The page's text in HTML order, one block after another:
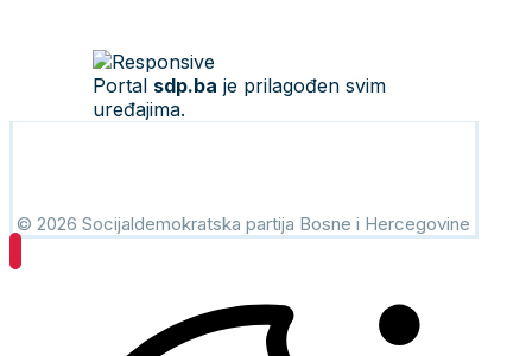
Portal sdp.ba je prilagođen svim
uređajima.
© 2026 Socijaldemokratska partija Bosne i Hercegovine